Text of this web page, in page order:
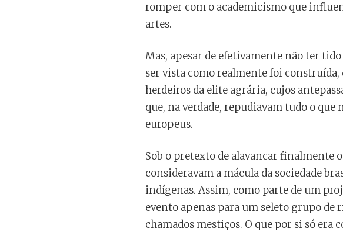
romper com o academicismo que
artes.
Mas, apesar de efetivamente não ter tido
ser vista como realmente foi
herdeiros da elite agrária, cujos
que, na verdade, repudiavam tudo o que
europeus.
Sob o pretexto de alavancar finalmente
consideravam a mácula da sociedade
indígenas. Assim, como parte de um
evento apenas para um seleto grupo de
chamados mestiços. O que por si só